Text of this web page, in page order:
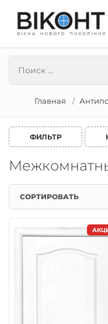
Главная
ФИЛЬТР
СОРТИРОВАТЬ